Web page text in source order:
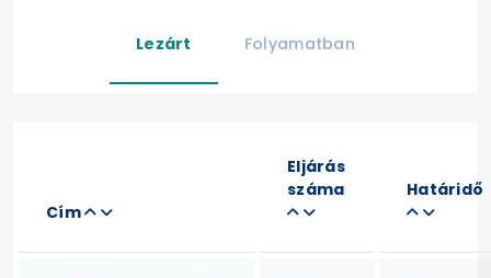
Lezárt Folyamatban
Cím
Eljárás
száma
Határidő